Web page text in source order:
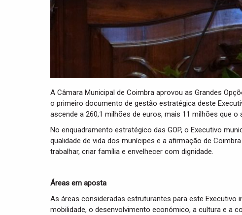
A Câmara Municipal de Coimbra aprovou as Grandes
o primeiro documento de gestão estratégica deste
ascende a 260,1 milhões de euros, mais 11 milhões que o
No enquadramento estratégico das GOP, o Executivo
qualidade de vida dos munícipes e a afirmação de
trabalhar, criar família e envelhecer com dignidade.
Áreas em aposta
As áreas consideradas estruturantes para este Executivo
mobilidade, o desenvolvimento económico, a cultura e a